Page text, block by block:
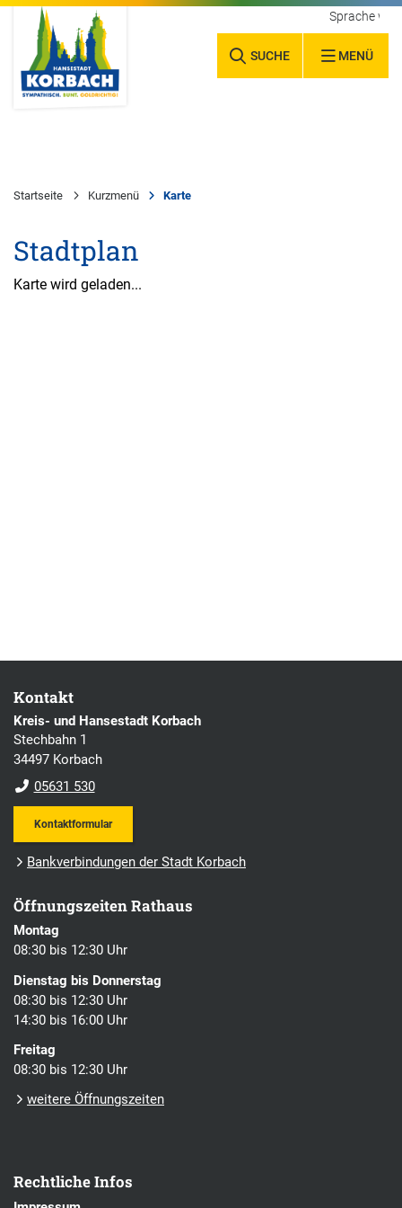
SUCHE MENÜ
Sprache
Startseite Kurzmenü Karte
Stadtplan
Karte wird geladen...
Kontakt
Kreis- und Hansestadt Korbach
Stechbahn 1
34497 Korbach
05631 530
Kontaktformular
Bankverbindungen der Stadt Korbach
Öffnungszeiten Rathaus
Montag
08:30 bis 12:30 Uhr
Dienstag bis Donnerstag
08:30 bis 12:30 Uhr
14:30 bis 16:00 Uhr
Freitag
08:30 bis 12:30 Uhr
weitere Öffnungszeiten
Rechtliche Infos